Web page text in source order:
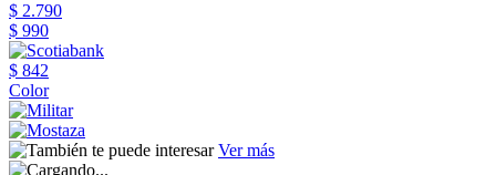
$ 2.790
$ 990
$ 842
Color
Ver más